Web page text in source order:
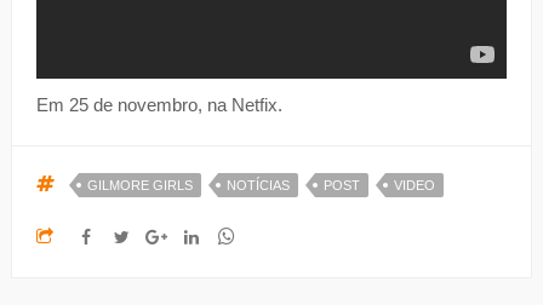
Em 25 de novembro, na Netfix.
GILMORE GIRLS NOTÍCIAS POST VIDEO